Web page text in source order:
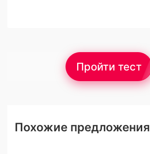
Пройти тест
Похожие предложения